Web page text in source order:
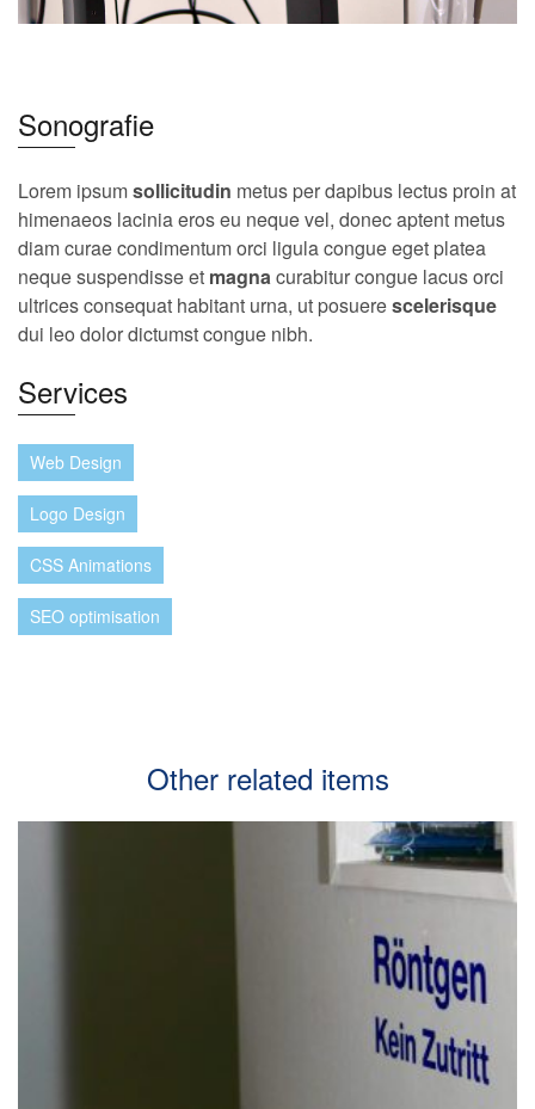
Sonografie
Lorem ipsumsollicitudin metus per dapibus lectus proin at
himenaeos lacinia eros eu neque vel, donec aptent metus
diam curae condimentum orci ligula congue eget platea
neque suspendisse et magnacurabitur congue lacus orci
ultrices consequat habitant urna, ut posuerescelerisque
dui leo dolor dictumst congue nibh.
Services
Web Design
Logo Design
CSS Animations
SEO optimisation
Other related items